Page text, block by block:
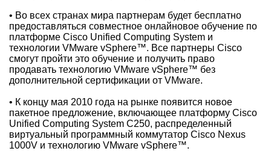
• Во всех странах мира партнерам будет бесплатно
предоставляться совместное онлайновое обучение по
платформе Cisco Unified Computing System и
технологии VMware vSphere™. Все партнеры Cisco
смогут пройти это обучение и получить право
продавать технологию VMware vSphere™ без
дополнительной сертификации от VMware.
• К концу мая 2010 года на рынке появится новое
пакетное предложение, включающее платформу Cisco
Unified Computing System C250, распределенный
виртуальный программный коммутатор Cisco Nexus
1000V и технологию VMware vSphere™.